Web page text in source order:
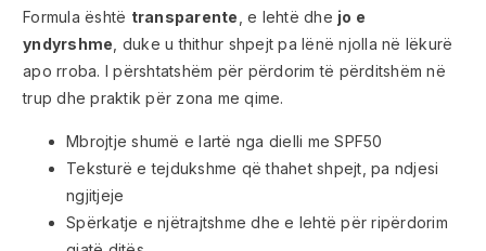
Formula është transparente , e lehtë dhe jo e
yndyrshme , duke u thithur shpejt pa lënë njolla në lëkurë
apo rroba. I përshtatshëm për përdorim të përditshëm në
trup dhe praktik për zona me qime.
Mbrojtje shumë e lartë nga dielli me SPF50
Teksturë e tejdukshme që thahet shpejt, pa ndjesi
ngjitjeje
Spërkatje e njëtrajtshme dhe e lehtë për ripërdorim